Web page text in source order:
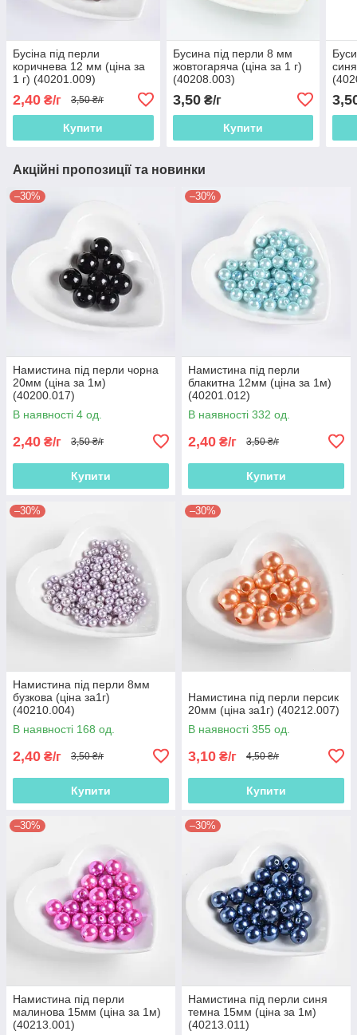
Бусіна під перли
коричнева 12 мм (ціна за
1 г) (40201.009)
2,40 ₴/г 3,50 ₴/г
Купити
Бусина під перли 8 мм
жовтогаряча (ціна за 1 г)
(40208.003)
3,50₴/г
Купити
Акційні пропозиції та новинки
–30%
Намистина під перли чорна
20мм (ціна за 1м)
(40200.017)
В наявності 4 од.
2,40 ₴/г 3,50 ₴/г
Купити
–30%
Намистина під перли
блакитна 12мм (ціна за 1м)
(40201.012)
В наявності 332 од.
2,40 ₴/г 3,50 ₴/г
Купити
–30%
Намистина під перли 8мм
бузкова (ціна за1г)
(40210.004)
В наявності 168 од.
2,40 ₴/г 3,50 ₴/г
Купити
–30%
Намистина під перли персик
20мм (ціна за1г) (40212.007)
В наявності 355 од.
3,10 ₴/г 4,50 ₴/г
Купити
–30%
Намистина під перли
малинова 15мм (ціна за 1м)
(40213.001)
–30%
Намистина під перли синя
темна 15мм (ціна за 1м)
(40213.011)